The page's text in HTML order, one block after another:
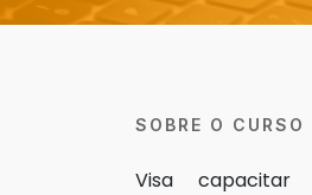
SOBRE O CURSO
Visa